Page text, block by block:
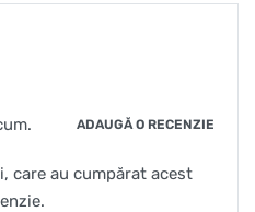
ADAUGĂ O RECENZIE
care au cumpărat acest